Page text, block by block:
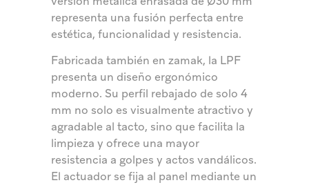
representa una fusión perfecta entre
estética, funcionalidad y resistencia.
Fabricada también en zamak, la LPF
presenta un diseño ergonómico
moderno. Su perfil rebajado de solo 4
mm no solo es visualmente atractivo y
agradable al tacto, sino que facilita la
limpieza y ofrece una mayor
resistencia a golpes y actos vandálicos.
El actuador se fija al panel mediante un